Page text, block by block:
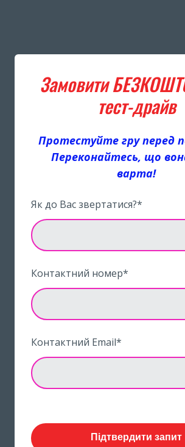
Замовити
тест-драйв
Протестуйте гру перед
Переконайтесь, що
варта!
Як до Вас звертатися?*
Контактний номер*
Контактний Email*
Підтвердити запит